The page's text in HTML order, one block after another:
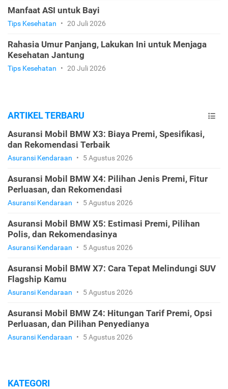
Manfaat ASI untuk Bayi
Tips Kesehatan • 20 Juli 2026
Rahasia Umur Panjang, Lakukan Ini untuk Menjaga
Kesehatan Jantung
Tips Kesehatan • 20 Juli 2026
ARTIKEL TERBARU
Asuransi Mobil BMW X3: Biaya Premi, Spesifikasi,
dan Rekomendasi Terbaik
Asuransi Kendaraan • 5 Agustus 2026
Asuransi Mobil BMW X4: Pilihan Jenis Premi, Fitur
Perluasan, dan Rekomendasi
Asuransi Kendaraan • 5 Agustus 2026
Asuransi Mobil BMW X5: Estimasi Premi, Pilihan
Polis, dan Rekomendasinya
Asuransi Kendaraan • 5 Agustus 2026
Asuransi Mobil BMW X7: Cara Tepat Melindungi SUV
Flagship Kamu
Asuransi Kendaraan • 5 Agustus 2026
Asuransi Mobil BMW Z4: Hitungan Tarif Premi, Opsi
Perluasan, dan Pilihan Penyedianya
Asuransi Kendaraan • 5 Agustus 2026
KATEGORI